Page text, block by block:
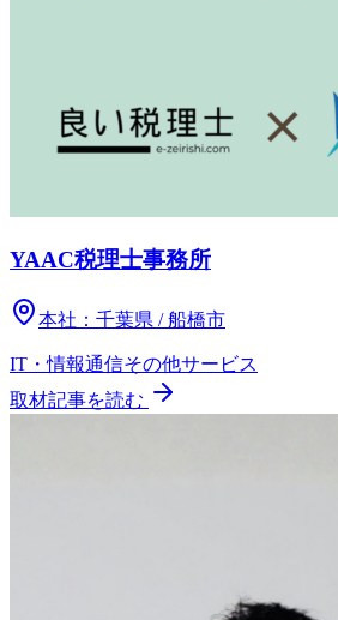
YAAC税理士事務所
本社： 千葉県 / 船橋市
IT・情報通信その他サービス
取材記事を読む